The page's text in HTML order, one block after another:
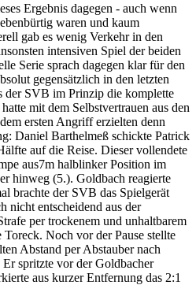
Ergebnis dagegen - auch wenn
waren und kaum
gab es wenig Verkehr in den
intensiven Spiel der beiden
Serie sprach dagegen klar für den
gegensätzlich in den letzten
der SVB im Prinzip die komplette
mit dem Selbstvertrauen aus den
ersten Angriff erzielten denn
Daniel Barthelmeß schickte Patrick
auf die Reise. Dieser vollendete
aus7m halblinker Position im
hinweg (5.). Goldbach reagierte
brachte der SVB das Spielgerät
nicht entscheidend aus der
per trockenem und unhaltbarem
Toreck. Noch vor der Pause stellte
Abstand per Abstauber nach
spritzte vor der Goldbacher
aus kurzer Entfernung das 2:1